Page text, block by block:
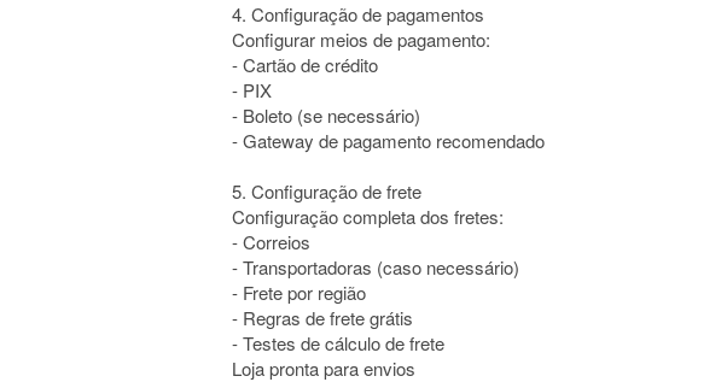
4. Configuração de pagamentos
Configurar meios de pagamento:
- Cartão de crédito
- PIX
- Boleto (se necessário)
- Gateway de pagamento recomendado
5. Configuração de frete
Configuração completa dos fretes:
- Correios
- Transportadoras (caso necessário)
- Frete por região
- Regras de frete grátis
- Testes de cálculo de frete
Loja pronta para envios